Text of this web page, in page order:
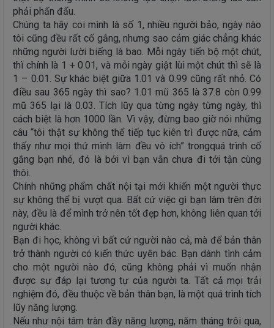
phải phấn đấu.
Chúng ta hãy coi mình là số 1, nhiều người bảo, ngày nào
tôi cũng đều rất cố gắng, nhưng sao cảm giác chẳng khác
những người lười biếng là bao. Mỗi ngày tiến bộ một chút,
thì chính là 1 + 0.01, và mỗi ngày giật lùi một chút thì sẽ là
1 – 0.01. Sự khác biệt giữa 1.01 và 0.99 cũng rất nhỏ. Có
điều sau 365 ngày thì sao? 1.01 mũ 365 là 37.8 còn 0.99
mũ 365 lại là 0.03. Tích lũy qua từng ngày từng ngày, thì
cách biệt là hơn 1000 lần. Vì vậy, đừng bao giờ nói những
câu “tôi thật sự không thể tiếp tục kiên trì được nữa, cảm
thấy như mọi thứ mình làm đều vô ích” trongquá trình cố
gắng bạn nhé, đó là bởi vì bạn vẫn chưa đi tới tận cùng
thôi.
Chính những phẩm chất nội tại mới khiến một người thực
sự không thể bị vượt qua. Bất cứ việc gì bạn làm trên đời
này, đều là để mình trở nên tốt đẹp hơn, không liên quan tới
người khác.
Bạn đi học, không vì bất cứ người nào cả, mà để bản thân
trở thành người có kiến thức uyên bác. Bạn dành tình cảm
cho một người nào đó, cũng không phải vì muốn nhận
được sự đáp lại tương tự của người ta. Tất cả mọi trải
nghiệm đó, đều thuộc về bản thân bạn, là một quá trình tích
lũy năng lượng.
Nếu như nội tâm tràn đầy năng lượng, năm tháng trôi qua,